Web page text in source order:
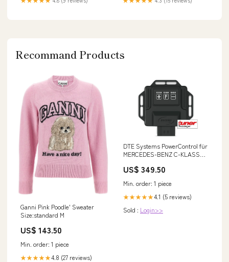
Recommand Products
Ganni Pink Poodle' Sweater
Size:standard M
US$ 143.50
Min. order: 1 piece
★★★★★4.8 (27 reviews)
DTE Systems PowerControl für
MERCEDES-BENZ C-KLASSE
43 4-matic (205.264),
Golf 1 [VW]
US$ 349.50
Min. order: 1 piece
★★★★★4.1 (5 reviews)
Sold : Login>>